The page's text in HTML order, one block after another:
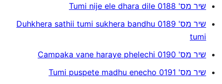
שיר מס' 0188 Tumi nije ele dhara dile
שיר מס' 0189 Duhkhera sathii tumi sukhera bandhu
tumi
שיר מס' 0190 Campaka vane haraye phelechi
שיר מס' 0191 Tumi puspete madhu enecho